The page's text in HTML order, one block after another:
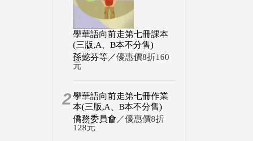
學華語向前走第七冊課本
(三版,A、B本不分售)
孫懿芬等／優惠價8折160
元
2學華語向前走第七冊作業
本(三版,A、B本不分售)
僑務委員會 ／優惠價8折
128元